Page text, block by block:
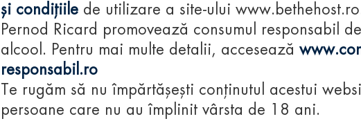
și condițiile de utilizare a site-ului
Pernod Ricard promovează consumul responsabil de
alcool. Pentru mai multe detalii, accesează
responsabil.ro
Te rugăm să nu împărtășești conținutul acestui
persoane care nu au împlinit vârsta de 18 ani.